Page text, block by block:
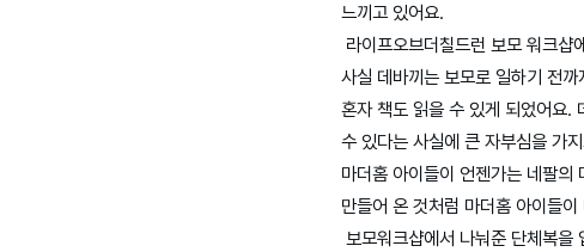
느끼고 있어요.
라이프오브더칠드런 보모 워크샵
사실 데바끼는 보모로 일하기 전
혼자 책도 읽을 수 있게 되었어요.
수 있다는 사실에 큰 자부심을 가
마더홈 아이들이 언젠가는 네팔의
만들어 온 것처럼 마더홈 아이들
보모워크샵에서 나눠준 단체복을